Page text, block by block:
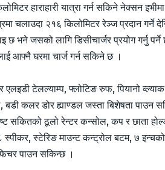
हाराहारी यात्रा गर्न सकिने नेक्सन
चलाउदा २१६ किलोमिटर रेञ्ज प्रदान
छ भने जसको लागि डिसीचार्जर प्रयोग गर्नु
आफ्नै घरमा चार्ज गर्न सकिने छ ।
एलइडी टेलल्याम्प, फ्लोटिङ रुफ, पियानो
बडी कलर डोर ह्याण्डल जस्ता बिशेषता पाउन
सकितको ठूलो रेन्टर कन्सोल, कप र छाता
स्पीकर, स्टेरिङ माउन्ट कन्ट्रोल बटम, ७
पाउन सकिन्छ ।